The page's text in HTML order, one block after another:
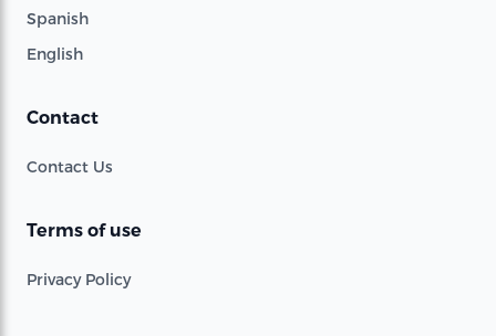
Spanish
English
Contact
Contact Us
Terms of use
Privacy Policy